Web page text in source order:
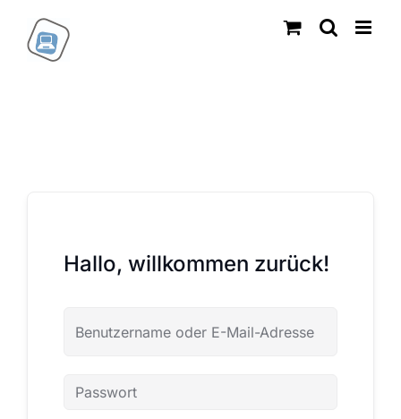
Inhalt
springen
Hallo, willkommen zurück!